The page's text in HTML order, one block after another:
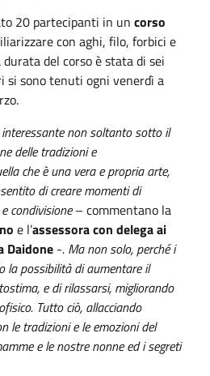
20 partecipanti in un corso
con aghi, filo, forbici e
del corso è stata di sei
si sono tenuti ogni venerdì a
non soltanto sotto il
delle tradizioni e
che è una vera e propria arte,
di creare momenti di
condivisione– commentano la
e l’assessora con delega ai
Daidone -. Ma non solo, perché i
la possibilità di aumentare il
e di rilassarsi, migliorando
Tutto ciò, allacciando
le tradizioni e le emozioni del
e le nostre nonne ed i segreti